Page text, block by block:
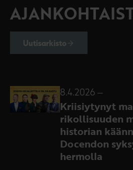
Uutisarkisto
8.4.2026 –
Kriisiytynyt
rikollisuuden
historian
Docendon
hermolla